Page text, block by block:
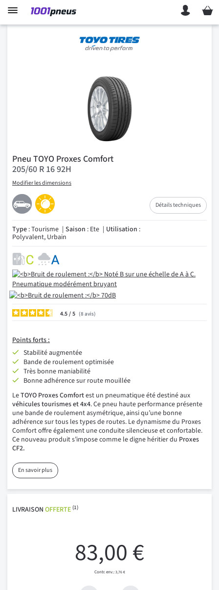
Mon
Pneu TOYO Proxes Comfort
205/60 R 16 92H
Modifier les dimensions
Détails techniques
Type : Tourisme Saison : Ete Utilisation :
Polyvalent, Urbain
4.5/ 8 avis
Points forts :
Stabilité augmentée
Bande de roulement optimisée
Très bonne maniabilité
Bonne adhérence sur route mouillée
LeTOYO Proxes Comfortest un pneumatique été destiné aux
véhicules tourismes et 4x4. Ce pneu haute performance présente
une bande de roulement asymétrique, ainsi qu’une bonne
adhérence sur tous les types de routes. Le dynamisme du Proxes
Comfort offre également une conduite silencieuse et confortable.
Ce nouveau produit s’impose comme le digne héritier du Proxes
CF2.
En savoir plus
LIVRAISON OFFERTE (1)
83,00 €
3,76 €